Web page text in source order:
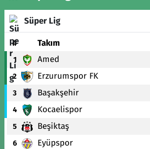
Süper Lig
# Takım
1 Amed
2 Erzurumspor FK
3 Başakşehir
4 Kocaelispor
5 Beşiktaş
6 Eyüpspor